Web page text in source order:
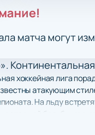
матча могут
хоккейная лига
атакующим
На льду
лидеров КХЛ и